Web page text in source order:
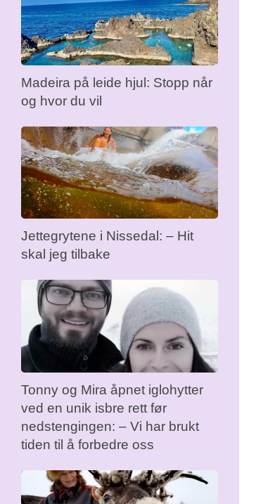
Madeira på leide hjul: Stopp når
og hvor du vil
Jettegrytene i Nissedal: – Hit
skal jeg tilbake
Tonny og Mira åpnet iglohytter
ved en unik isbre rett før
nedstengingen: – Vi har brukt
tiden til å forbedre oss